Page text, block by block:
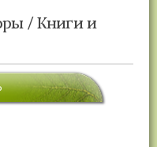
/ Книги и